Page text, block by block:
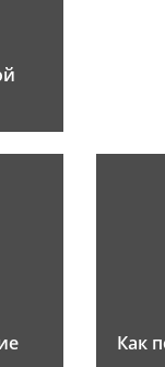
Как